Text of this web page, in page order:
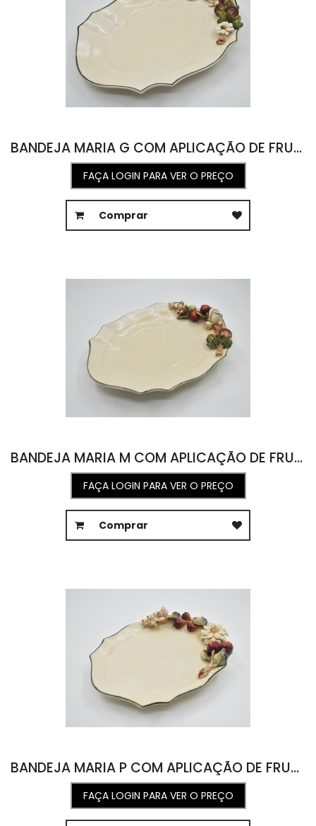
BANDEJA MARIA G COM APLICAÇÃO DE FRUTAS E FLORES 30L X 41C X 7,5A
FAÇA LOGIN PARA VER O PREÇO
Comprar
BANDEJA MARIA M COM APLICAÇÃO DE FRUTAS E FLORES 26L X 35C X 7,5A
FAÇA LOGIN PARA VER O PREÇO
Comprar
BANDEJA MARIA P COM APLICAÇÃO DE FRUTAS E FLORES 21L X 29C X 6,5A
FAÇA LOGIN PARA VER O PREÇO